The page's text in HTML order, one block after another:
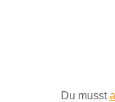
Du musst